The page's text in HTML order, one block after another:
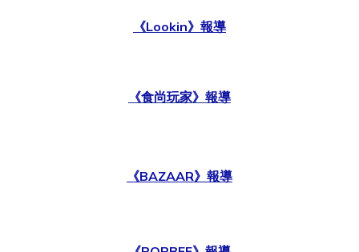
《Lookin》報導
《食尚玩家》報導
《BAZAAR》報導